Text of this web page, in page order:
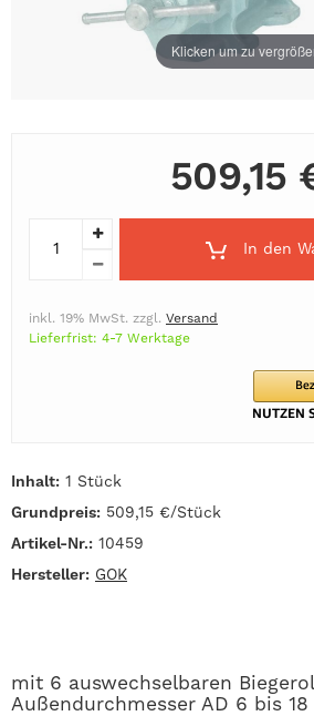
Klicken um zu
Inhalt: 1 Stück
Grundpreis: 509,15 €/Stück
Artikel-Nr.: 10459
Hersteller: GOK
509,15
In den
inkl. 19% MwSt. zzgl. Versand
Lieferfrist: 4-7 Werktage
mit 6 auswechselbaren
Außendurchmesser AD 6 bis